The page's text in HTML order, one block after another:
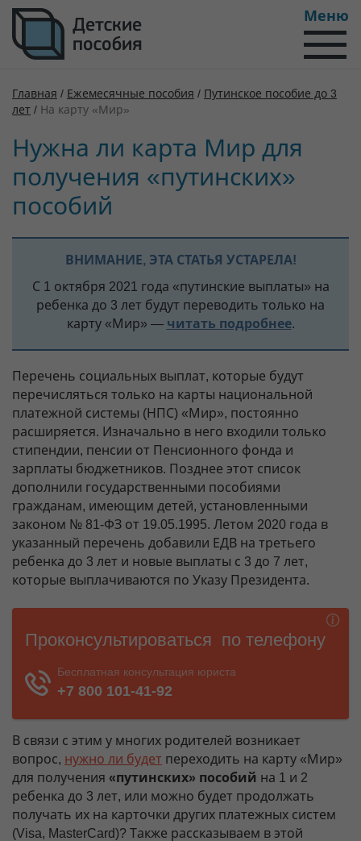
Меню
Главная / Ежемесячные пособия / Путинское пособие до 3
лет / На карту «Мир»
Нужна ли карта Мир для
получения «путинских»
пособий
ВНИМАНИЕ, ЭТА СТАТЬЯ УСТАРЕЛА!
С 1 октября 2021 года «путинские выплаты» на
ребенка до 3 лет будут переводить только на
карту «Мир» — читать подробнее.
Перечень социальных выплат, которые будут
перечисляться только на карты национальной
платежной системы (НПС) «Мир», постоянно
расширяется. Изначально в него входили только
стипендии, пенсии от Пенсионного фонда и
зарплаты бюджетников. Позднее этот список
дополнили государственными пособиями
гражданам, имеющим детей, установленными
законом № 81-ФЗ от 19.05.1995. Летом 2020 года в
указанный перечень добавили ЕДВ на третьего
ребенка до 3 лет и новые выплаты с 3 до 7 лет,
которые выплачиваются по Указу Президента.
В связи с этим у многих родителей возникает
вопрос, нужно ли будет переходить на карту «Мир»
для получения «путинских» пособий на 1 и 2
ребенка до 3 лет, или можно будет продолжать
получать их на карточки других платежных систем
(Visa, MasterCard)? Также рассказываем в этой